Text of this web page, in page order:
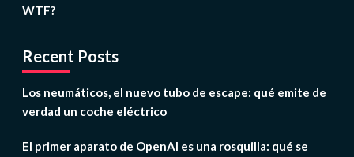
WTF?
Recent Posts
Los neumáticos, el nuevo tubo de escape: qué emite de
verdad un coche eléctrico
El primer aparato de OpenAI es una rosquilla: qué se